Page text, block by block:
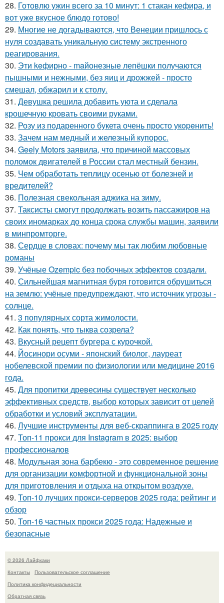
28. Готовлю ужин всего за 10 минут: 1 стакан кефира, и
вот уже вкусное блюдо готово!
29. Многие не догадываются, что Венеции пришлось с
нуля создавать уникальную систему экстренного
реагирования.
30. Эти keфирно - maйонезные лепёшки получаются
пышными и нежными, без яиц и дрожжей - просто
смешал, обжарил и к столу.
31. Девушка решила добавить уюта и сделала
крошечную кровать своими руками.
32. Розу из пoдаренного букета очень просто укopeнить!
33. Зачем нам медный и железный купорос.
34. Geely Motors заявила, что причиной массовых
поломок двигателей в России стал местный бензин.
35. Чем обработать теплицу осенью от болезней и
вредителей?
36. Полезная свекольная аджика на зиму.
37. Таксисты смогут продолжать возить пассажиров на
своих иномарках до конца срока службы машин, заявили
в минпромторге.
38. Сердце в словах: почему мы так любим любовные
романы
39. Учёные Ozempic без побочных эффектов создали.
40. Сильнейшая магнитная буря готовится обрушиться
на землю: учёные предупреждают, что источник угрозы -
солнце.
41. 3 популярных сорта жимолости.
42. Как понять, что тыква созрела?
43. Вкусный рецепт бургера с курочкой.
44. Йосинори осуми - японский биолог, лауреат
нобелевской премии по физиологии или медицине 2016
года.
45. Для пропитки древесины существует несколько
эффективных средств, выбор которых зависит от целей
обработки и условий эксплуатации.
46. Лучшие инструменты для веб-скраппинга в 2025 году
47. Топ-11 прокси для Instagram в 2025: выбор
профессионалов
48. Модульная зона барбекю - это современное решение
для организации комфортной и функциональной зоны
для приготовления и отдыха на открытом воздухе.
49. Топ-10 лучших прокси-серверов 2025 года: рейтинг и
обзор
50. Топ-16 частных прокси 2025 года: Надежные и
безопасные
© 2026 Лайфхаки
Контакты
Пользовательское соглашение
Политика конфидециальности
Обратная связь